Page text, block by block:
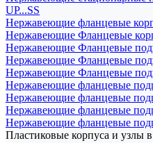
UP...SS
Нержавеющие фланцевые
Нержавеющие Фланцевые
Нержавеющие Фланцевые
Нержавеющие Фланцевые
Нержавеющие Фланцевые
Нержавеющие фланцевые
Нержавеющие фланцевые
Нержавеющие фланцевые
Нержавеющие фланцевые
Пластиковые корпуса и узлы